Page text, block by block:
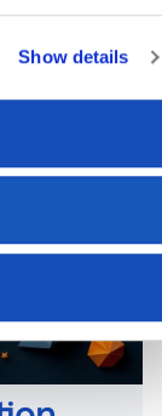
Show details